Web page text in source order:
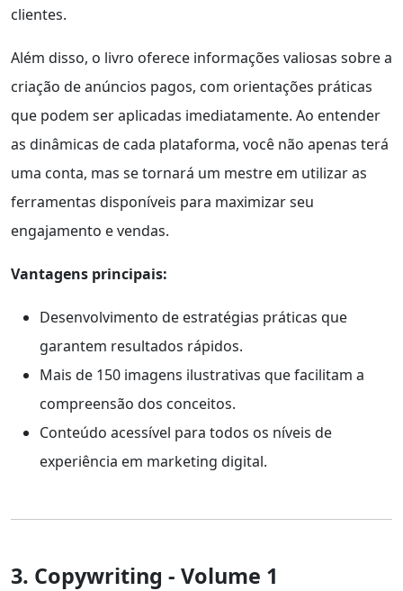
clientes.
Além disso, o livro oferece informações valiosas sobre a
criação de anúncios pagos, com orientações práticas
que podem ser aplicadas imediatamente. Ao entender
as dinâmicas de cada plataforma, você não apenas terá
uma conta, mas se tornará um mestre em utilizar as
ferramentas disponíveis para maximizar seu
engajamento e vendas.
Vantagens principais:
Desenvolvimento de estratégias práticas que
garantem resultados rápidos.
Mais de 150 imagens ilustrativas que facilitam a
compreensão dos conceitos.
Conteúdo acessível para todos os níveis de
experiência em marketing digital.
3. Copywriting - Volume 1